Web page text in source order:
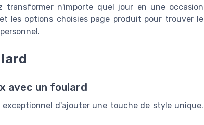
transformer n'importe quel jour en une occasion
les options choisies page produit pour trouver le
avec un foulard
d'ajouter une touche de style unique.